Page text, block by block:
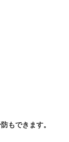
もできます。